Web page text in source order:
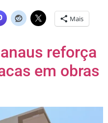
Mais
reforça
em obras